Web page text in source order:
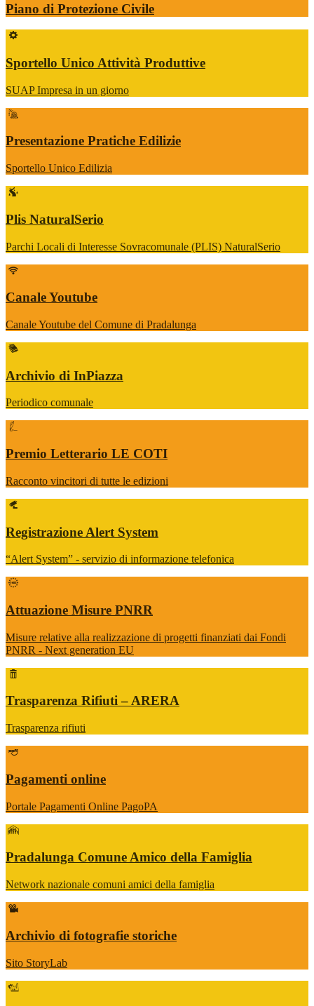
Piano di Protezione Civile
Sportello Unico Attività Produttive
SUAP Impresa in un giorno
Presentazione Pratiche Edilizie
Sportello Unico Edilizia
Plis NaturalSerio
Parchi Locali di Interesse Sovracomunale (PLIS) NaturalSerio
Canale Youtube
Canale Youtube del Comune di Pradalunga
Archivio di InPiazza
Periodico comunale
Premio Letterario LE COTI
Racconto vincitori di tutte le edizioni
Registrazione Alert System
“Alert System” - servizio di informazione telefonica
Attuazione Misure PNRR
Misure relative alla realizzazione di progetti finanziati dai Fondi
PNRR - Next generation EU
Trasparenza Rifiuti – ARERA
Trasparenza rifiuti
Pagamenti online
Portale Pagamenti Online PagoPA
Pradalunga Comune Amico della Famiglia
Network nazionale comuni amici della famiglia
Archivio di fotografie storiche
Sito StoryLab